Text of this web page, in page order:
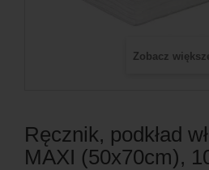
Zobacz
Ręcznik, podkład
MAXI (50x70cm),